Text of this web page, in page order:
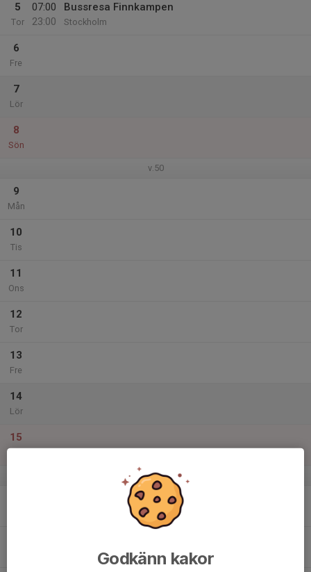
5
Tor
07:00
23:00
Bussresa Finnkampen
Stockholm
6
Fre
7
Lör
8
Sön
v.50
9
Mån
10
Tis
11
Ons
12
Tor
13
Fre
14
Lör
15
Sön
v.51
Godkänn kakor